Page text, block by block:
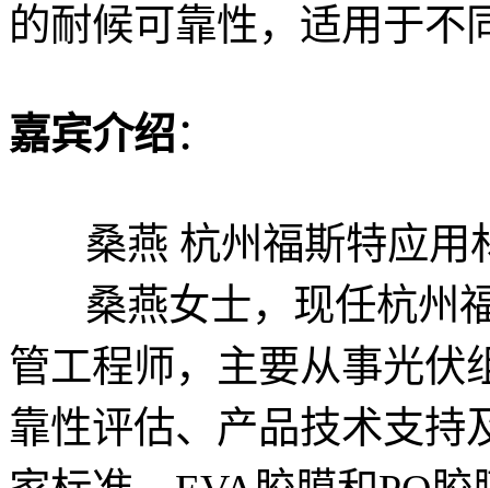
的耐候可靠性，适用于不
嘉宾介绍：
桑燕 杭州福斯特应用
桑燕女士，现任杭州福
管工程师，主要从事光伏
靠性评估、产品技术支持